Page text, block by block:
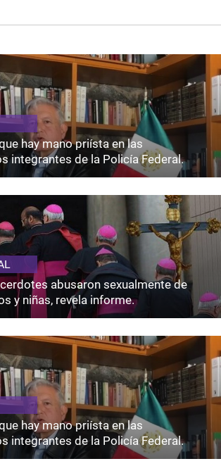
hay mano priísta en las
integrantes de la Policía Federal.
abusaron sexualmente de
y niñas, revela informe.
hay mano priísta en las
integrantes de la Policía Federal.